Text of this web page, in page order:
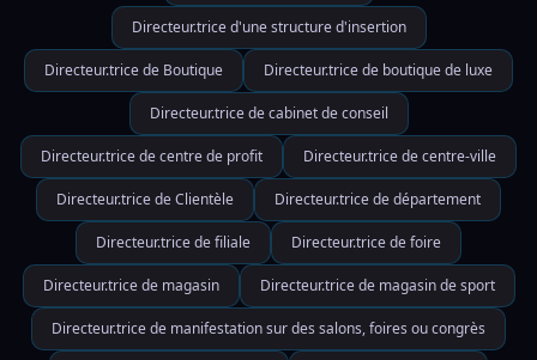
Directeur.trice d'une structure d'insertion
Directeur.trice de Boutique Directeur.trice de boutique de luxe
Directeur.trice de cabinet de conseil
Directeur.trice de centre de profit Directeur.trice de centre-ville
Directeur.trice de Clientèle Directeur.trice de département
Directeur.trice de filiale Directeur.trice de foire
Directeur.trice de magasin Directeur.trice de magasin de sport
Directeur.trice de manifestation sur des salons, foires ou congrès